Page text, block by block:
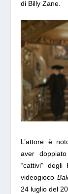
di Billy Zane.
L’attore è
aver
“cattivi”
videogioco
24 luglio del